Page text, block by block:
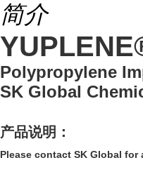
简介
Polypropylene
SK Global
产品说明：
Please contact SK Global